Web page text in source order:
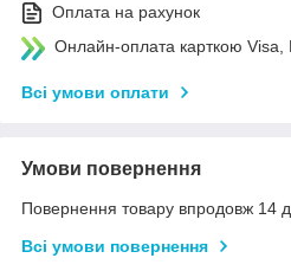
Оплата на рахунок
Онлайн-оплата карткою
Всі умови оплати
Умови повернення
Повернення товару впродовж 14
Всі умови повернення